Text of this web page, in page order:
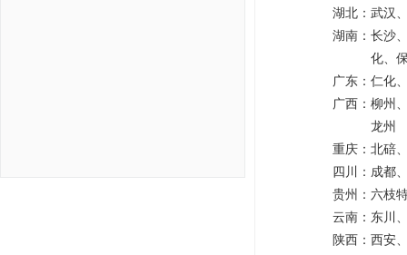
湖北： 武汉
湖南： 长沙
化、
广东： 仁化
广西： 柳州
龙州
重庆： 北碚
四川： 成都
贵州： 六枝
云南： 东川
陕西： 西安